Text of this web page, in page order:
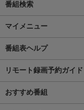
番組検索
マイメニュー
番組表ヘルプ
リモート録画予約ガイド
おすすめ番組